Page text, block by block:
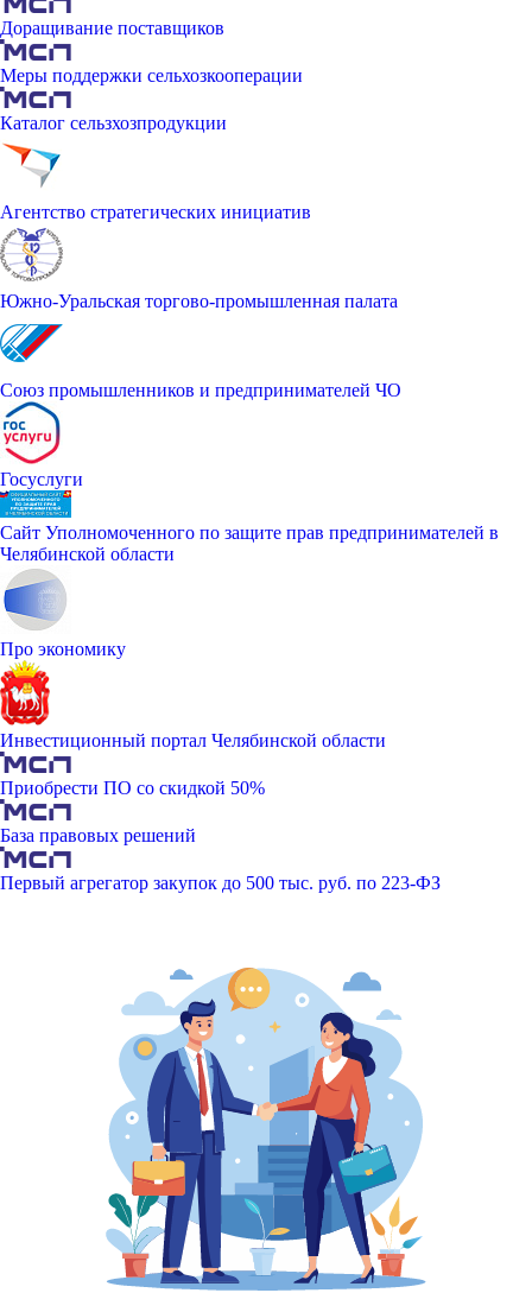
Доращивание поставщиков
Меры поддержки сельхозкооперации
Каталог сельзхозпродукции
Агентство стратегических инициатив
Южно-Уральская торгово-промышленная палата
Союз промышленников и предпринимателей ЧО
Госуслуги
Сайт Уполномоченного по защите прав предпринимателей в
Челябинской области
Про экономику
Инвестиционный портал Челябинской области
Приобрести ПО со скидкой 50%
База правовых решений
Первый агрегатор закупок до 500 тыс. руб. по 223-ФЗ